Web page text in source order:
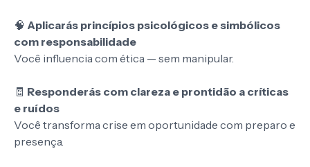
🧠 Aplicarás princípios psicológicos e simbólicos
com responsabilidade
Você influencia com ética — sem manipular.
🧾 Responderás com clareza e prontidão a críticas
e ruídos
Você transforma crise em oportunidade com preparo e
presença.